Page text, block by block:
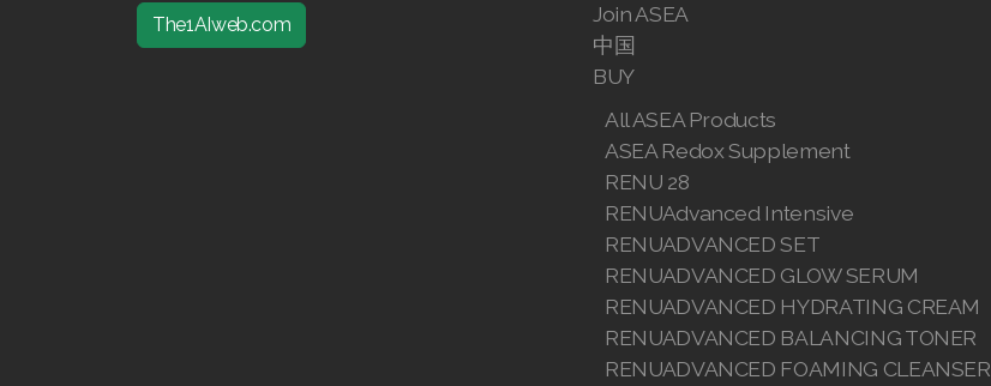
The1AIweb.com
Join ASEA
中国
BUY
All ASEA Products
ASEA Redox Supplement
RENU 28
RENUAdvanced Intensive
RENUADVANCED SET
RENUADVANCED GLOW SERUM
RENUADVANCED HYDRATING CREAM
RENUADVANCED BALANCING TONER
RENUADVANCED FOAMING CLEANSER